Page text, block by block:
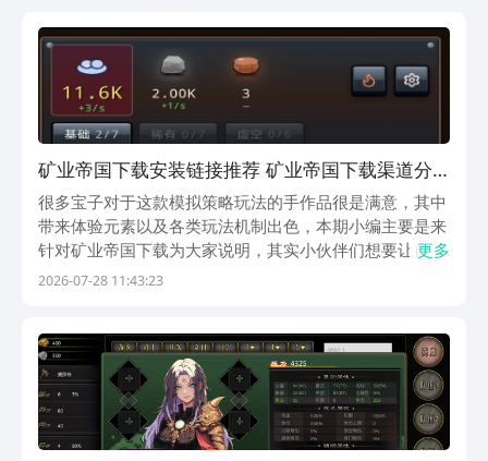
矿业帝国下载安装链接推荐 矿业帝国下载渠道分
享
很多宝子对于这款模拟策略玩法的手作品很是满意，其中
带来体验元素以及各类玩法机制出色，本期小编主要是来
针对矿业帝国下载为大家说明，其实小伙伴们想要让自身
得到沉浸式快感，那么九游的使用绝对不容忽视，软件内
更多
2026-07-28 11:43:23